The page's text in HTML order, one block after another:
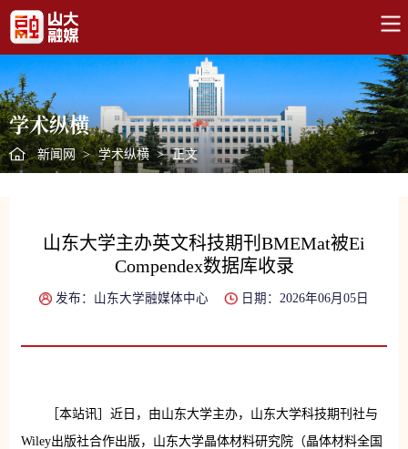
学术纵横
新闻网 > 学术纵横 > 正文
山东大学主办英文科技期刊BMEMat被Ei
Compendex数据库收录
发布：山东大学融媒体中心 日期：2026年06月05日
［本站讯］近日，由山东大学主办，山东大学科技期刊社与
Wiley出版社合作出版，山东大学晶体材料研究院（晶体材料全国